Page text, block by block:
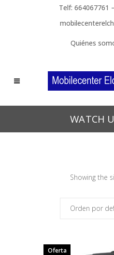
Telf: 664067761
Quiénes
WATCH
Showing the
Orden por
Oferta